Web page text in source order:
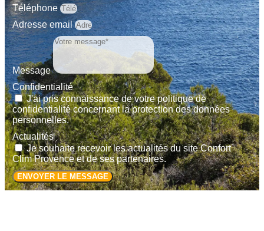
Téléphone
Adresse email
Message
Confidentialité
J'ai pris connaissance de votre politique de
confidentialité concernant la protection des données
personnelles.
Actualités
Je souhaite recevoir les actualités du site Confort
Clim Provence et de ses partenaires.
ENVOYER LE MESSAGE